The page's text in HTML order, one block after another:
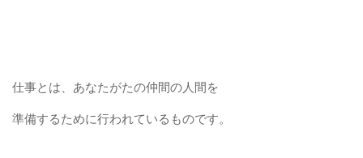
仕事とは、あなたがたの仲間の人間を
準備するために行われているものです。